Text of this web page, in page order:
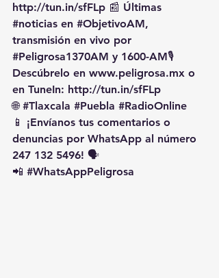
http://tun.in/sfFLp 📰 Últimas
#noticias en #ObjetivoAM,
transmisión en vivo por
#Peligrosa1370AM y 1600-AM🎙️
Descúbrelo en www.peligrosa.mx o
en TuneIn: http://tun.in/sfFLp
🌐 #Tlaxcala #Puebla #RadioOnline
📱 ¡Envíanos tus comentarios o
denuncias por WhatsApp al número
247 132 5496! 🗣️
📲 #WhatsAppPeligrosa